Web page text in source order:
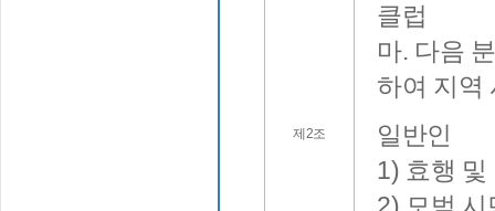
제2조
클럽
마. 다음
하여 지역
일반인
1) 효행 및